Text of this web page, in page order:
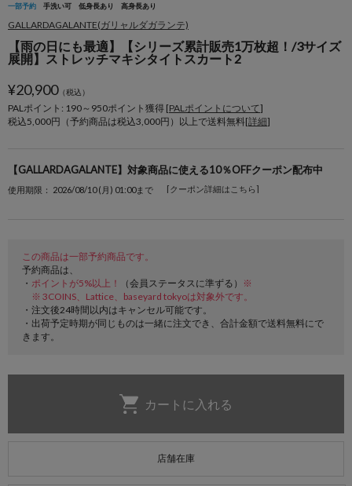
一部予約 手洗い可 低身長あり 高身長あり
GALLARDAGALANTE(ガリャルダガランテ)
【雨の日にも最適】【シリーズ累計販売1万枚超！/3サイズ
展開】ストレッチマキシタイトスカート2
¥20,900（税込）
PALポイント: 190～ 950ポイント獲得 [PALポイントについて]
税込5,000円（予約商品は税込3,000円）以上で送料無料[詳細]
【GALLARDAGALANTE】対象商品に使える10％OFFクーポン配布中
使用期限： 2026/08/10 (月) 01:00まで [クーポン詳細はこちら]
この商品は一部予約商品です。
予約商品は、
・ ポイントが5%以上！ （会員ステータスに準ずる）
※
※ 3COINS、Lattice、baseyard tokyoは対象外です。
・注文後24時間以内はキャンセル可能です。
・出荷予定時期が同じものは一緒に注文でき、合計金額で送料無料にで
きます。
店舗在庫